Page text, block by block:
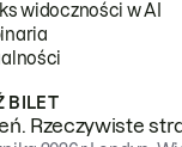
widoczności w AI
BILET
Rzeczywiste